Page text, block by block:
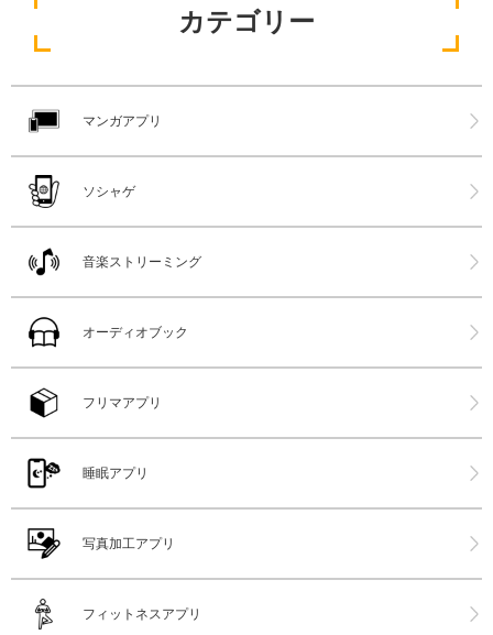
カテゴリー
マンガアプリ
ソシャゲ
音楽ストリーミング
オーディオブック
フリマアプリ
睡眠アプリ
写真加工アプリ
フィットネスアプリ